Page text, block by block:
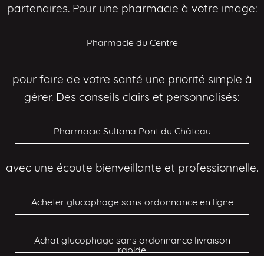
partenaires. Pour une pharmacie à votre image:
Pharmacie du Centre
pour faire de votre santé une priorité simple à
gérer. Des conseils clairs et personnalisés:
Pharmacie Sultana Pont du Château
avec une écoute bienveillante et professionnelle.
Acheter glucophage sans ordonnance en ligne
Achat glucophage sans ordonnance livraison
rapide